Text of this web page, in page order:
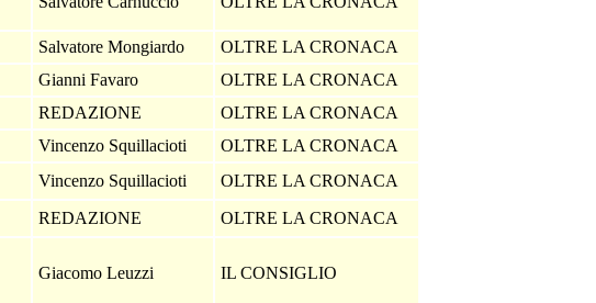
Salvatore Mongiardo
OLTRE LA CRONACA
Gianni Favaro
OLTRE LA CRONACA
REDAZIONE
OLTRE LA CRONACA
Vincenzo Squillacioti
OLTRE LA CRONACA
Vincenzo Squillacioti
OLTRE LA CRONACA
REDAZIONE OLTRE LA CRONACA
Giacomo Leuzzi IL CONSIGLIO